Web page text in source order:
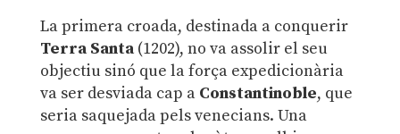
La primera croada, destinada a conquerir
Terra Santa(1202), no va assolir el seu
objectiu sinó que la força expedicionària
va ser desviada cap a Constantinoble, que
seria saquejada pels venecians. Una